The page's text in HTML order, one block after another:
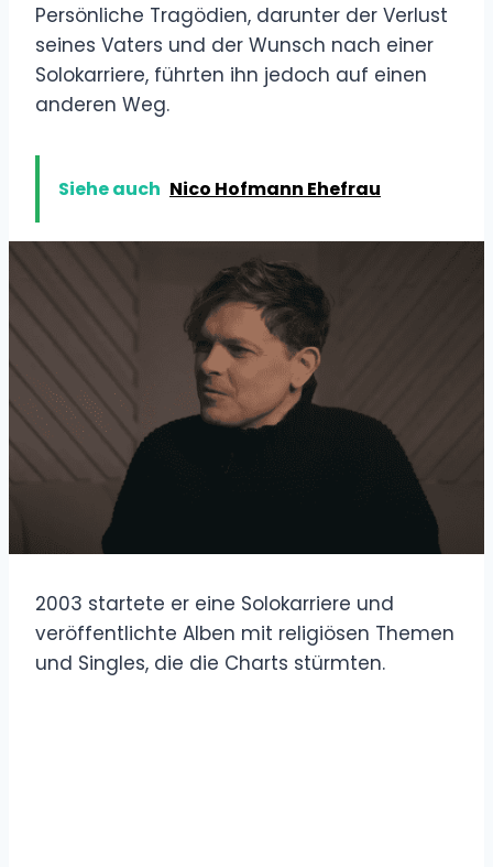
Persönliche Tragödien, darunter der Verlust
seines Vaters und der Wunsch nach einer
Solokarriere, führten ihn jedoch auf einen
anderen Weg.
Siehe auch Nico Hofmann Ehefrau
2003 startete er eine Solokarriere und
veröffentlichte Alben mit religiösen Themen
und Singles, die die Charts stürmten.